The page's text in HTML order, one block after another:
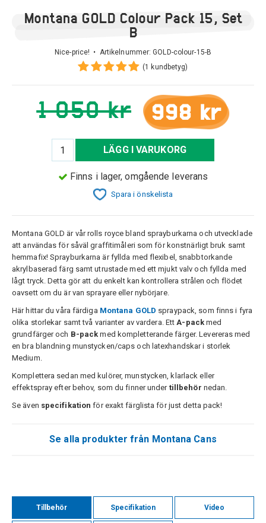
Montana GOLD Colour Pack 15, Set
B
Nice-price! • Artikelnummer:GOLD-colour-15-B
(1 kundbetyg)
1 050 kr 998 kr
LÄGG I VARUKORG
Finns i lager, omgående leverans
Spara i önskelista
Montana GOLD är vår rolls royce bland sprayburkarna och utvecklade
att användas för såväl graffitimåleri som för konstnärligt bruk samt
hemmafix! Sprayburkarna är fyllda med flexibel, snabbtorkande
akrylbaserad färg samt utrustade med ett mjukt valv och fyllda med
lågt tryck. Detta gör att du enkelt kan kontrollera strålen och flödet
oavsett om du är van sprayare eller nybörjare.
Här hittar du våra färdiga Montana GOLD spraypack, som finns i fyra
olika storlekar samt två varianter av vardera. EttA-packmed
grundfärger och B-pack med kompletterande färger. Levereras med
en bra blandning munstycken/caps och latexhandskar i storlek
Medium.
Komplettera sedan med kulörer, munstycken, klarlack eller
effektspray efter behov, som du finner under tillbehör nedan.
Se även specifikation för exakt färglista för just detta pack!
Se alla produkter från Montana Cans
Tillbehör Specifikation Video